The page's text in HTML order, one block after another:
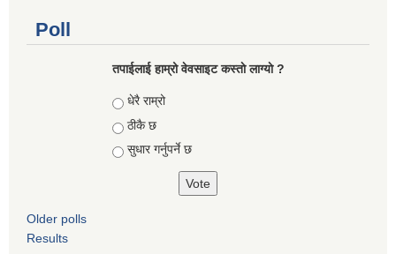
Poll
तपाईलाई हाम्रो वेवसाइट कस्ताे लाग्याे ?
Choices
धेरै राम्रो
ठीकै छ
सुधार गर्नुपर्ने छ
Older polls
Results